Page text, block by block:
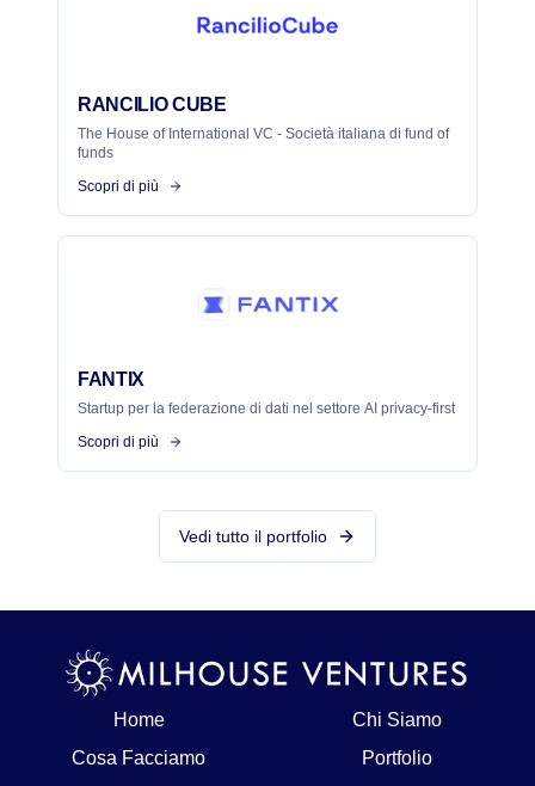
RANCILIO CUBE
The House of International VC - Società italiana di fund of
funds
Scopri di più
FANTIX
Startup per la federazione di dati nel settore AI privacy-first
Scopri di più
Vedi tutto il portfolio
Home
Chi Siamo
Cosa Facciamo
Portfolio